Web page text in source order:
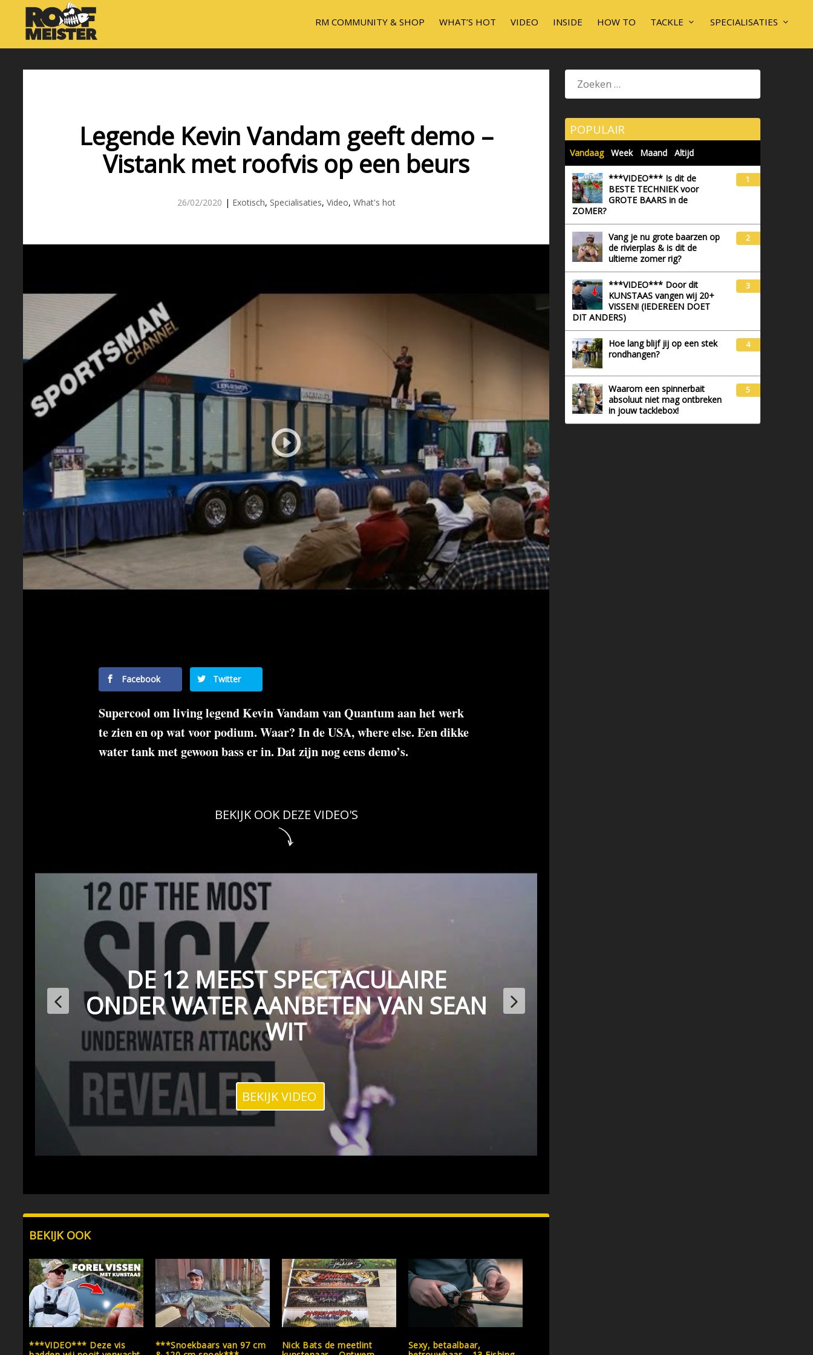
RM COMMUNITY & SHOP WHAT’S HOT VIDEO INSIDE HOW TO TACKLE SPECIALISATIES
Legende Kevin Vandam geeft demo –
Vistank met roofvis op een beurs
26/02/2020 | Exotisch, Specialisaties, Video, What's hot
Facebook Twitter
Supercool om living legend Kevin Vandam van Quantum aan het werk
te zien en op wat voor podium. Waar? In de USA, where else. Een dikke
water tank met gewoon bass er in. Dat zijn nog eens demo’s.
BEKIJK OOK DEZE VIDEO'S
DE 12 MEEST SPECTACULAIRE
ONDER WATER AANBETEN VAN SEAN
WIT
BEKIJK VIDEO
BEKIJK OOK
***VIDEO*** Deze vis
***Snoekbaars van 97 cm
Nick Bats de meetlint
Sexy, betaalbaar,
POPULAIR
Vandaag Week Maand Altijd
***VIDEO*** Is dit de
BESTE TECHNIEK voor
GROTE BAARS in de
ZOMER?
1
Vang je nu grote baarzen op
de rivierplas & is dit de
ultieme zomer rig?
2
***VIDEO*** Door dit
KUNSTAAS vangen wij 20+
VISSEN! (IEDEREEN DOET
DIT ANDERS)
3
Hoe lang blijf jij op een stek
rondhangen?
4
Waarom een spinnerbait
absoluut niet mag ontbreken
in jouw tacklebox!
5